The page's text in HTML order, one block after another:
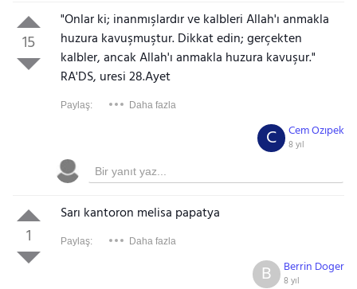
15
"Onlar ki; inanmışlardır ve kalbleri Allah'ı anmakla
huzura kavuşmuştur. Dikkat edin; gerçekten
kalbler, ancak Allah'ı anmakla huzura kavuşur."
RA'DS, uresi 28.Ayet
Paylaş: Daha fazla
Cem Ozıpek
8 yıl
C
1
Sarı kantoron melisa papatya
Paylaş: Daha fazla
Berrin Doger
8 yıl
B